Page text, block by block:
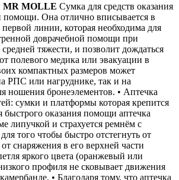
MR MOLLE Сумка для средств оказания
помощи. Она отлично вписывается в
линии, которая необходима для
доврачебной помощи при
тяжести, и позволит дождаться
полевого медика или эвакуации в
компактных размеров может
РПС или нагруднике, так и на
ношения бронеэлементов. • Аптечка
сумки и платформы которая крепится
оказания помощи аптечка
липучкой и страхуется ремнём с
того чтобы быстро отстегнуть от
снаряжения в его верхней части
яркого цвета (оранжевый или
профиля не сковывает движения
• Благодаря тому, что аптечка